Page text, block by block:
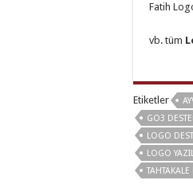
Fatih
vb. tüm
Etiketler
GO3
LOGO
LOGO